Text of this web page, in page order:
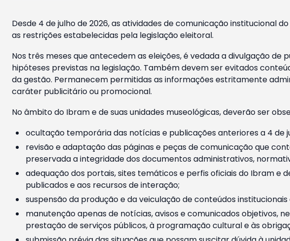
Desde 4 de julho de 2026, as atividades de comunicação institucional
as restrições estabelecidas pela legislação eleitoral.
Nos três meses que antecedem as eleições, é vedada a divulgação
hipóteses previstas na legislação. Também devem ser evitados
da gestão. Permanecem permitidas as informações estritamente
caráter publicitário ou promocional.
No âmbito do Ibram e de suas unidades museológicas, deverão ser
ocultação temporária das notícias e publicações anteriores a 4 de
revisão e adaptação das páginas e peças de comunicação que
preservada a integridade dos documentos administrativos,
adequação dos portais, sites temáticos e perfis oficiais do Ibram e
publicados e aos recursos de interação;
suspensão da produção e da veiculação de conteúdos
manutenção apenas de notícias, avisos e comunicados objetivos,
prestação de serviços públicos, à programação cultural e às